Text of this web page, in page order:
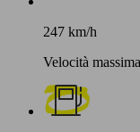
247 km/h
Velocità massima